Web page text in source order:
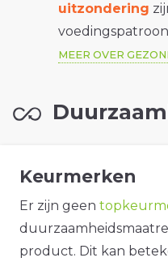
uitzondering
MEER OVER
Keurmerken
Er zijn geen
product. Dit kan